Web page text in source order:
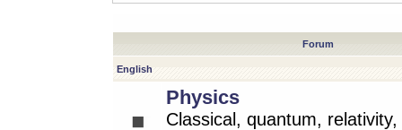
Forum
English
Physics
Classical, quantum,